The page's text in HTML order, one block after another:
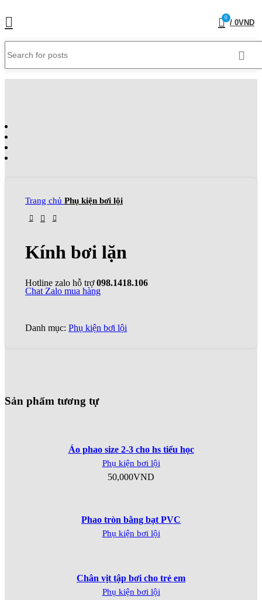
0
/ 0VND
Trang chủ Phụ kiện bơi lội
Kính bơi lặn
Hotline zalo hỗ trợ098.1418.106
Chat Zalo mua hàng
Danh mục: Phụ kiện bơi lội
Sản phẩm tương tự
Áo phao size 2-3 cho hs tiểu học
Phụ kiện bơi lội
50,000VND
Phao tròn bằng bạt PVC
Phụ kiện bơi lội
Chân vịt tập bơi cho trẻ em
Phụ kiện bơi lội